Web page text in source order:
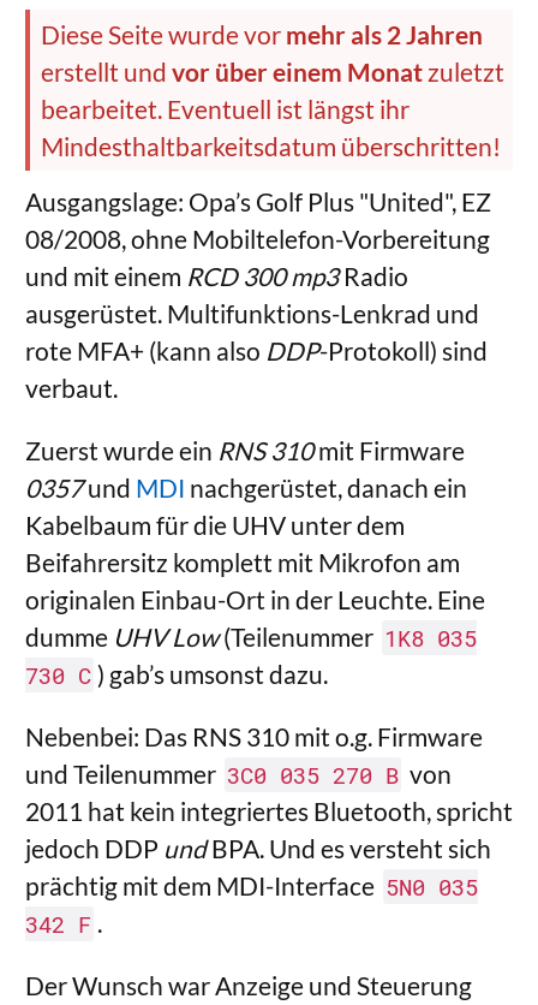
Diese Seite wurde vor mehr als 2 Jahren
erstellt und vor über einem Monatzuletzt
bearbeitet. Eventuell ist längst ihr
Mindesthaltbarkeitsdatum überschritten!
Ausgangslage: Opa’s Golf Plus "United", EZ
08/2008, ohne Mobiltelefon-Vorbereitung
und mit einem RCD 300 mp3Radio
ausgerüstet. Multifunktions-Lenkrad und
rote MFA+ (kann also DDP-Protokoll) sind
verbaut.
Zuerst wurde ein RNS 310mit Firmware
0357und MDI nachgerüstet, danach ein
Kabelbaum für die UHV unter dem
Beifahrersitz komplett mit Mikrofon am
originalen Einbau-Ort in der Leuchte. Eine
dumme UHV Low(Teilenummer 1K8 035
730 C ) gab’s umsonst dazu.
Nebenbei: Das RNS 310 mit o.g. Firmware
und Teilenummer 3C0 035 270 B von
2011 hat kein integriertes Bluetooth, spricht
jedoch DDP undBPA. Und es versteht sich
prächtig mit dem MDI-Interface 5N0 035
342 F .
Der Wunsch war Anzeige und Steuerung